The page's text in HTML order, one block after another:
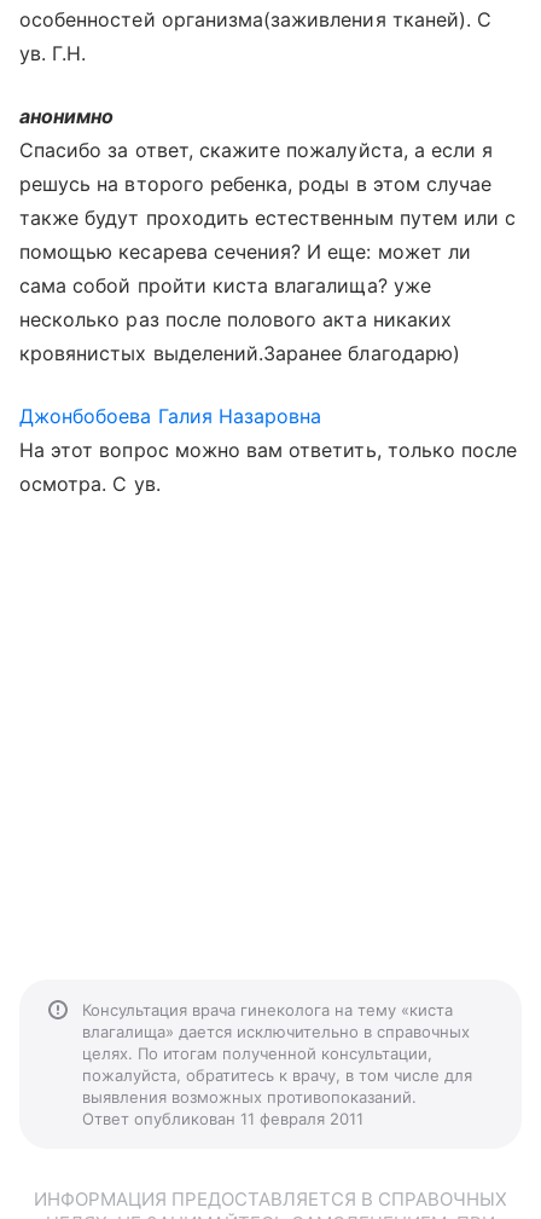
особенностей организма(заживления тканей). С
ув. Г.Н.
анонимно
Спасибо за ответ, скажите пожалуйста, а если я
решусь на второго ребенка, роды в этом случае
также будут проходить естественным путем или с
помощью кесарева сечения? И еще: может ли
сама собой пройти киста влагалища? уже
несколько раз после полового акта никаких
кровянистых выделений.Заранее благодарю)
Джонбобоева Галия Назаровна
На этот вопрос можно вам ответить, только после
осмотра. С ув.
Консультация врача гинеколога на тему «киста
влагалища» дается исключительно в справочных
целях. По итогам полученной консультации,
пожалуйста, обратитесь к врачу, в том числе для
выявления возможных противопоказаний.
Ответ опубликован 11 февраля 2011
ИНФОРМАЦИЯ ПРЕДОСТАВЛЯЕТСЯ В СПРАВОЧНЫХ